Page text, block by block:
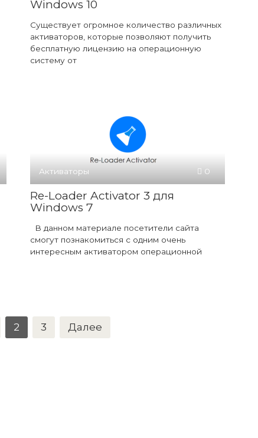
Windows 10
Существует огромное количество различных
активаторов, которые позволяют получить
бесплатную лицензию на операционную
систему от
Активаторы 0
Re-Loader Activator 3 для
Windows 7
В данном материале посетители сайта
смогут познакомиться с одним очень
интересным активатором операционной
2 3 Далее